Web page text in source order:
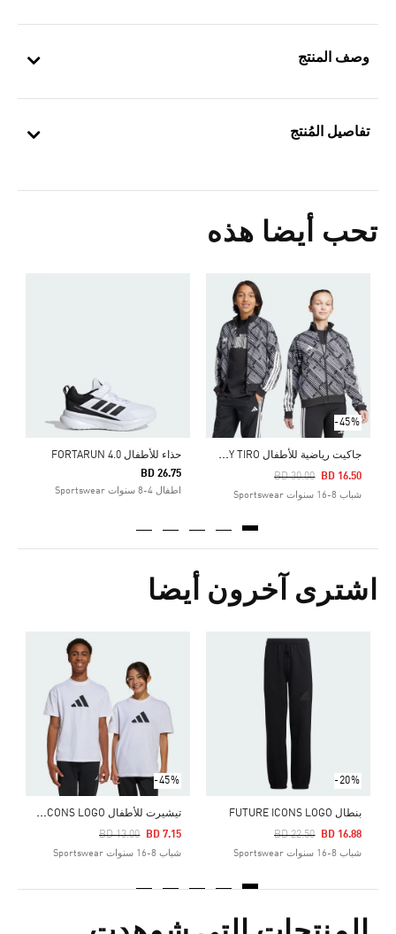
وصف المنتج
تفاصيل المُنتج
تحب أيضا هذه
-45%
ج
اكيت رياضية للأطفال EMERGING HARMONY TIRO
Price Reduced From
BD 30.00
To BD 16.50
شباب 8-16 سنوات Sportswear
حذاء للأطفال FORTARUN 4.0
BD 26.75
اطفال 4-8 سنوات Sportswear
اشترى آخرون أيضا
-20%
بنطال FUTURE ICONS LOGO
Price Reduced From
BD 22.50
To BD 16.88
شباب 8-16 سنوات Sportswear
-45%
ت
يشيرت للأطفال FUTURE ICONS LOGO
Price Reduced From
BD 13.00
To BD 7.15
شباب 8-16 سنوات Sportswear
Price Reduced From
To